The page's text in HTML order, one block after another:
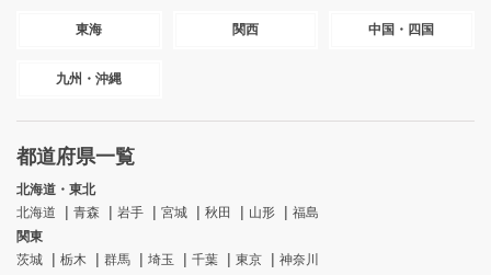
東海 関西 中国・四国
九州・沖縄
都道府県一覧
北海道・東北
北海道
青森 岩手 宮城 秋田 山形
福島
関東
茨城
栃木 群馬 埼玉 千葉 東京
神奈川